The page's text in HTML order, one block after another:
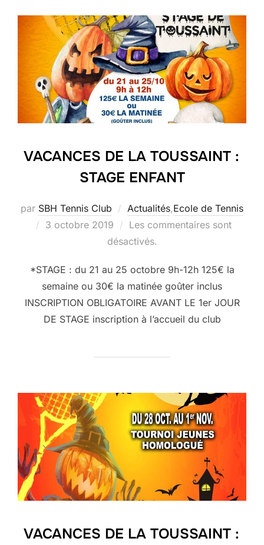
VACANCES DE LA TOUSSAINT :
STAGE ENFANT
par SBH Tennis Club Actualités,Ecole de Tennis
Publié
3 octobre 2019
Les commentaires sont
désactivés.
*STAGE : du 21 au 25 octobre 9h-12h 125€ la
semaine ou 30€ la matinée goûter inclus
INSCRIPTION OBLIGATOIRE AVANT LE 1er JOUR
DE STAGE inscription à l’accueil du club
VACANCES DE LA TOUSSAINT :